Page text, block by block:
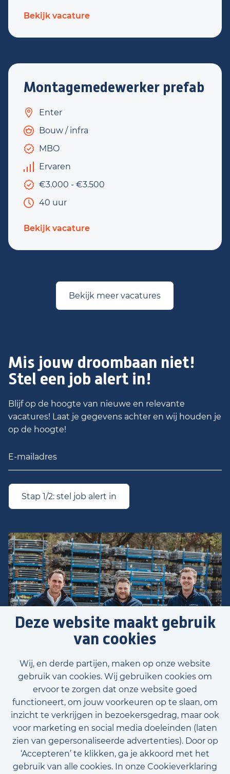
Deze website maakt gebruik
van cookies
Wij, en derde partijen, maken op onze website
gebruik van cookies. Wij gebruiken cookies om
ervoor te zorgen dat onze website goed
functioneert, om jouw voorkeuren op te slaan, om
inzicht te verkrijgen in bezoekersgedrag, maar ook
voor marketing en social media doeleinden (laten
zien van gepersonaliseerde advertenties). Door op
‘Accepteren’ te klikken, ga je akkoord met het
gebruik van alle cookies. In onze Cookieverklaring
Voornaam
Bekijk vacature
Montagemedewerker prefab
Enter
Bouw / infra
MBO
Ervaren
€3.000 - €3.500
40 uur
Bekijk vacature
Bekijk meer vacatures
Mis jouw droombaan niet!
Stel een job alert in!
Blijf op de hoogte van nieuwe en relevante
vacatures! Laat je gegevens achter en wij houden je
op de hoogte!
Stap 1/2: stel job alert in